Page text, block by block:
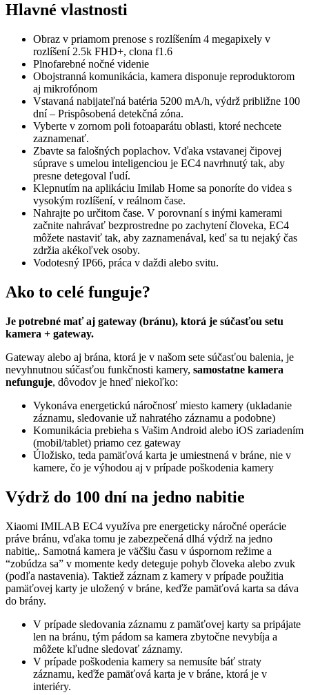
Hlavné vlastnosti
Obraz v priamom prenose s rozlíšením 4 megapixely v
rozlíšení 2.5k FHD+, clona f1.6
Plnofarebné nočné videnie
Obojstranná komunikácia, kamera disponuje reproduktorom
aj mikrofónom
Vstavaná nabijateľná batéria 5200 mA/h, výdrž približne 100
dní – Prispôsobená detekčná zóna.
Vyberte v zornom poli fotoaparátu oblasti, ktoré nechcete
zaznamenať.
Zbavte sa falošných poplachov. Vďaka vstavanej čipovej
súprave s umelou inteligenciou je EC4 navrhnutý tak, aby
presne detegoval ľudí.
Klepnutím na aplikáciu Imilab Home sa ponoríte do videa s
vysokým rozlíšení, v reálnom čase.
Nahrajte po určitom čase. V porovnaní s inými kamerami
začnite nahrávať bezprostredne po zachytení človeka, EC4
môžete nastaviť tak, aby zaznamenával, keď sa tu nejaký čas
zdržia akékoľvek osoby.
Vodotesný IP66, práca v daždi alebo svitu.
Ako to celé funguje?
Je potrebné mať aj gateway (bránu), ktorá je súčasťou setu
kamera + gateway.
Gateway alebo aj brána, ktorá je v našom sete súčasťou balenia, je
nevyhnutnou súčasťou funkčnosti kamery, samostatne kamera
nefunguje, dôvodov je hneď niekoľko:
Vykonáva energetickú náročnosť miesto kamery (ukladanie
záznamu, sledovanie už nahratého záznamu a podobne)
Komunikácia prebieha s Vašim Android alebo iOS zariadením
(mobil/tablet) priamo cez gateway
Úložisko, teda pamäťová karta je umiestnená v bráne, nie v
kamere, čo je výhodou aj v prípade poškodenia kamery
Výdrž do 100 dní na jedno nabitie
Xiaomi IMILAB EC4 využíva pre energeticky náročné operácie
práve bránu, vďaka tomu je zabezpečená dlhá výdrž na jedno
nabitie,. Samotná kamera je väčšiu času v úspornom režime a
“zobúdza sa” v momente kedy deteguje pohyb človeka alebo zvuk
(podľa nastavenia). Taktiež záznam z kamery v prípade použitia
pamäťovej karty je uložený v bráne, keďže pamäťová karta sa dáva
do brány.
V prípade sledovania záznamu z pamäťovej karty sa pripájate
len na bránu, tým pádom sa kamera zbytočne nevybíja a
môžete kľudne sledovať záznamy.
V prípade poškodenia kamery sa nemusíte báť straty
záznamu, keďže pamäťová karta je v bráne, ktorá je v
interiéry.